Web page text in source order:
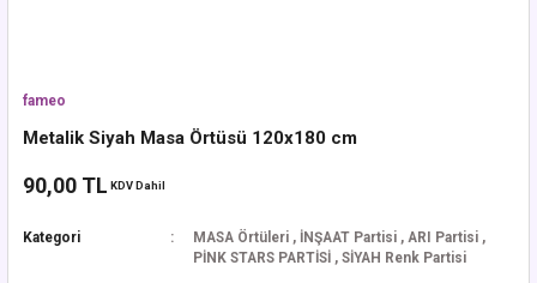
fameo
Metalik Siyah Masa Örtüsü 120x180 cm
90,00 TL KDV Dahil
Kategori MASA Örtüleri , İNŞAAT Partisi , ARI Partisi ,
PİNK STARS PARTİSİ , SİYAH Renk Partisi